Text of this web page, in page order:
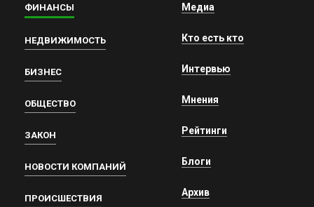
ФИНАНСЫ
НЕДВИЖИМОСТЬ
БИЗНЕС
ОБЩЕСТВО
ЗАКОН
НОВОСТИ КОМПАНИЙ
ПРОИСШЕСТВИЯ
Медиа
Кто есть кто
Интервью
Мнения
Рейтинги
Блоги
Архив